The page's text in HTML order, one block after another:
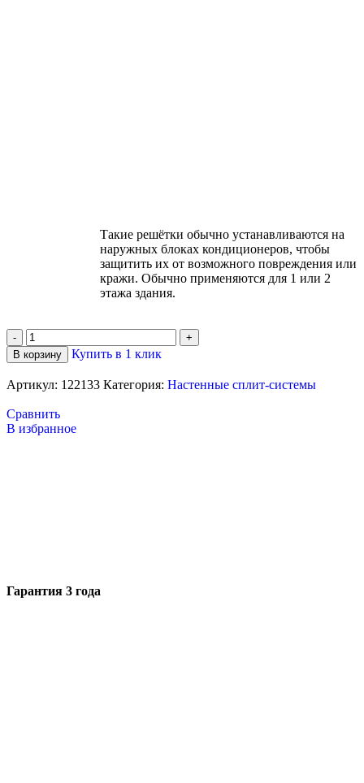
Такие решётки обычно устанавливаются на
наружных блоках кондиционеров, чтобы
защитить их от возможного повреждения или
кражи. Обычно применяются для 1 или 2
этажа здания.
В корзину Купить в 1 клик
Артикул: 122133 Категория: Настенные сплит-системы
Сравнить
В избранное
Гарантия 3 года